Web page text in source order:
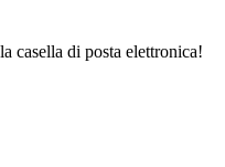
casella di posta elettronica!